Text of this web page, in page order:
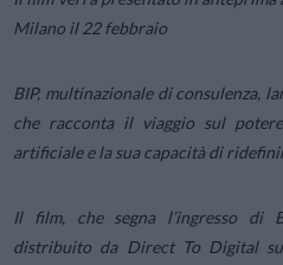
Milano il 22 febbraio
BIP, multinazionale di consulenza,
che racconta il viaggio sul
artificiale e la sua capacità di
Il film, che segna l’ingresso di
distribuito da Direct To Digital